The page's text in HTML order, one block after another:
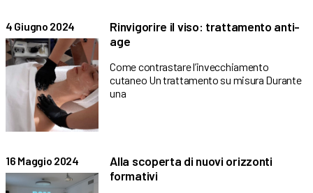
4 Giugno 2024
Rinvigorire il viso: trattamento anti-
age
Come contrastare l’invecchiamento
cutaneo Un trattamento su misura Durante
una
16 Maggio 2024
Alla scoperta di nuovi orizzonti
formativi